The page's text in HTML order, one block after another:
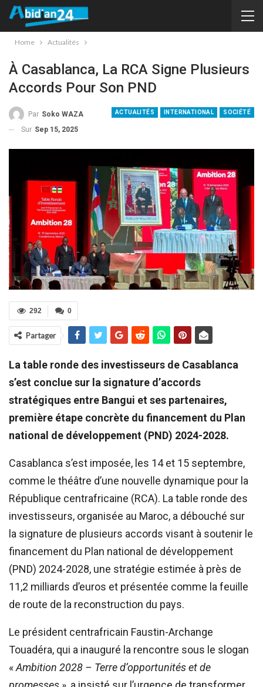
Home Actualités
À Casablanca, La RCA Signe Plusieurs
Accords Pour Son PND
ACTUALITÉS INTERNATIONAL SOCIÉTÉ
Par Soko WAZA
Sur Sep 15, 2025
0
292
Partager
La table ronde des investisseurs de Casablanca
s’est conclue sur la signature d’accords
stratégiques entre Bangui et ses partenaires,
première étape concrète du financement du Plan
national de développement (PND) 2024-2028.
Casablanca s’est imposée, les 14 et 15 septembre,
comme le théâtre d’une nouvelle dynamique pour la
République centrafricaine (RCA). La table ronde des
investisseurs, organisée au Maroc, a débouché sur
la signature de plusieurs accords visant à soutenir le
financement du Plan national de développement
(PND) 2024-2028, une stratégie estimée à près de
11,2 milliards d’euros et présentée comme la feuille
de route de la reconstruction du pays.
Le président centrafricain Faustin-Archange
Touadéra, qui a inauguré la rencontre sous le slogan
«Ambition 2028 – Terre d’opportunités et de